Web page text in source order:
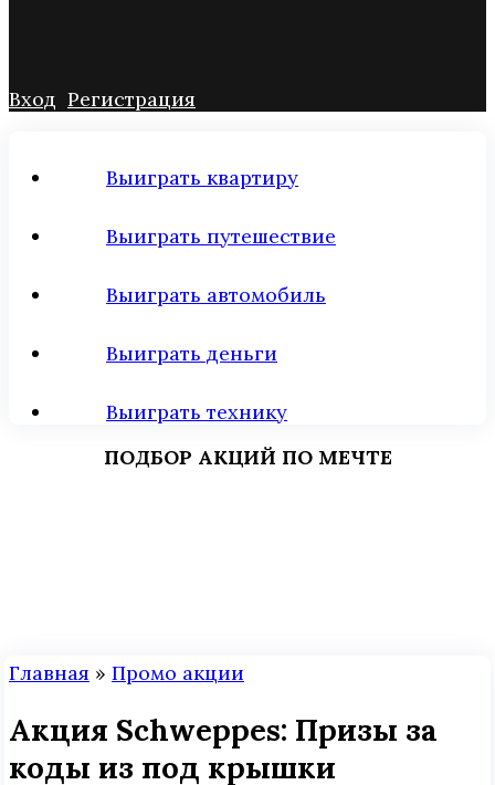
Вход Регистрация
Выиграть квартиру
Выиграть путешествие
Выиграть автомобиль
Выиграть деньги
Выиграть технику
ПОДБОР АКЦИЙ ПО МЕЧТЕ
Главная » Промо акции
Акция Schweppes: Призы за
коды из под крышки